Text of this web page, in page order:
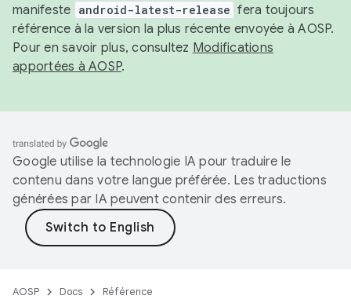
manifeste android-latest-release fera toujours
référence à la version la plus récente envoyée à AOSP.
Pour en savoir plus, consultez Modifications
apportées à AOSP.
Google utilise la technologie IA pour traduire le
contenu dans votre langue préférée. Les traductions
générées par IA peuvent contenir des erreurs.
AOSP Docs Référence